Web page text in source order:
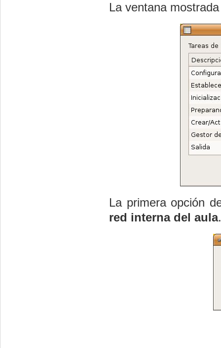
La ventana
La primera opción
red interna del aula.